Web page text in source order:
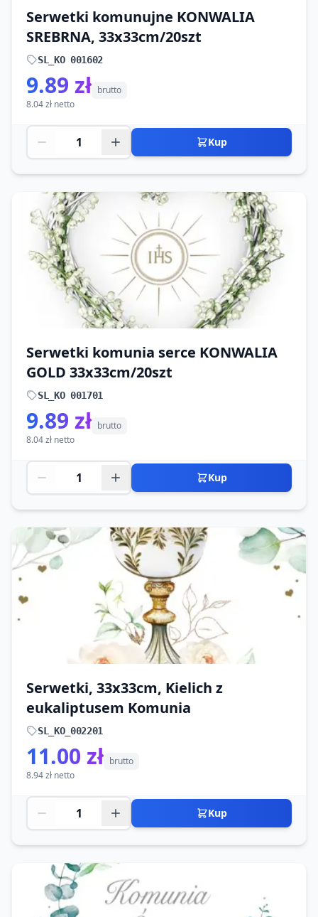
Serwetki komunujne KONWALIA
SREBRNA, 33x33cm/20szt
SL_KO 001602
9.89 zł brutto
8.04 zł netto
Kup
Serwetki komunia serce KONWALIA
GOLD 33x33cm/20szt
SL_KO 001701
9.89 zł brutto
8.04 zł netto
Kup
Serwetki, 33x33cm, Kielich z
eukaliptusem Komunia
SL_KO_002201
11.00 zł brutto
8.94 zł netto
Kup